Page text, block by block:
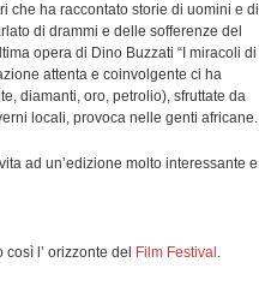
che ha raccontato storie di uomini e di
di drammi e delle sofferenze del
opera di Dino Buzzati “I miracoli di
attenta e coinvolgente ci ha
diamanti, oro, petrolio), sfruttate da
locali, provoca nelle genti africane.
ad un’edizione molto interessante e
l’ orizzonte del
Film Festival .